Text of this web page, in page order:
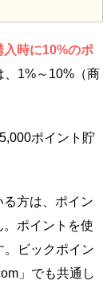
入時に10%のポ
、1%～10%（商
ポイント貯
方は、ポイン
。ポイントを使
。ビックポイン
」でも共通し